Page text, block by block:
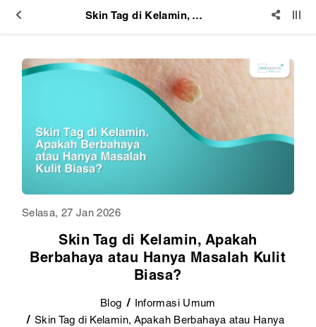
Skin Tag di Kelamin, Apakah Berbahaya atau Hanya Masalah Kulit Biasa?
Selasa, 27 Jan 2026
Skin Tag di Kelamin, Apakah
Berbahaya atau Hanya Masalah Kulit
Biasa?
Blog
Informasi Umum
Skin Tag di Kelamin, Apakah Berbahaya atau Hanya